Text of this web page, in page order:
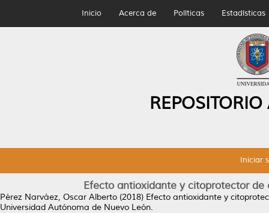
Inicio Acerca de Políticas Estadísticas
Iniciar
Efecto antioxidante y citoprotector
Pérez Narváez, Oscar Alberto (2018) Efecto antioxidante y
Universidad Autónoma de Nuevo León.